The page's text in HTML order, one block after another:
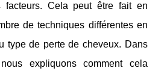
facteurs. Cela peut être fait en
de techniques différentes en
type de perte de cheveux. Dans
expliquons comment cela